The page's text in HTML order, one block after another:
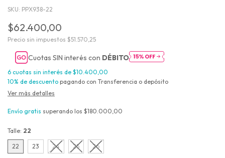
SKU: PPX938-22
$62.400,00
Precio sin impuestos $51.570,25
Cuotas SIN interés con DÉBITO
6 cuotas sin interés de $10.400,00
10% de descuento pagando con Transferencia o depósito
Ver más detalles
Envío gratis superando los $180.000,00
Talle: 22
22 23 24 25 26